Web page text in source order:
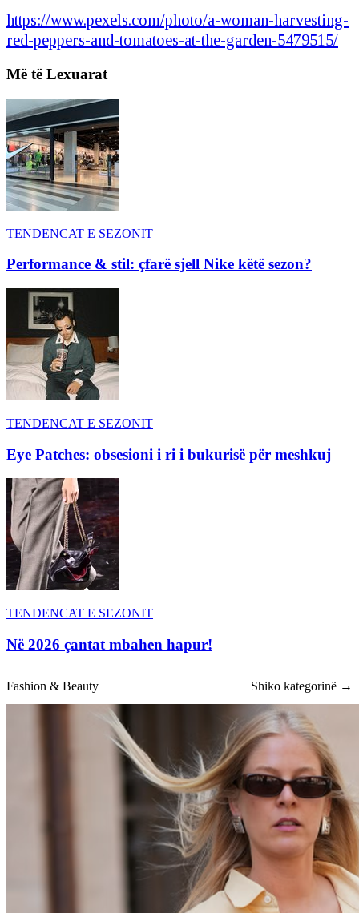
https://www.pexels.com/photo/a-woman-harvesting-
red-peppers-and-tomatoes-at-the-garden-5479515/
Më të Lexuarat
TENDENCAT E SEZONIT
Performance & stil: çfarë sjell Nike këtë sezon?
TENDENCAT E SEZONIT
Eye Patches: obsesioni i ri i bukurisë për meshkuj
TENDENCAT E SEZONIT
Në 2026 çantat mbahen hapur!
Fashion & Beauty Shiko kategorinë →